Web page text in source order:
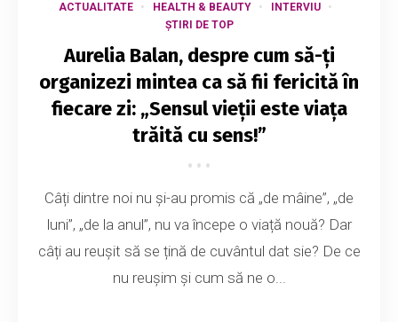
ACTUALITATE HEALTH & BEAUTY
INTERVIU
ȘTIRI DE TOP
Aurelia Balan, despre cum să-ți
organizezi mintea ca să fii fericită în
fiecare zi: „Sensul vieții este viața
trăită cu sens!”
Câți dintre noi nu și-au promis că „de mâine”, „de
luni”, „de la anul”, nu va începe o viață nouă? Dar
câți au reușit să se țină de cuvântul dat sie? De ce
nu reușim și cum să ne o...